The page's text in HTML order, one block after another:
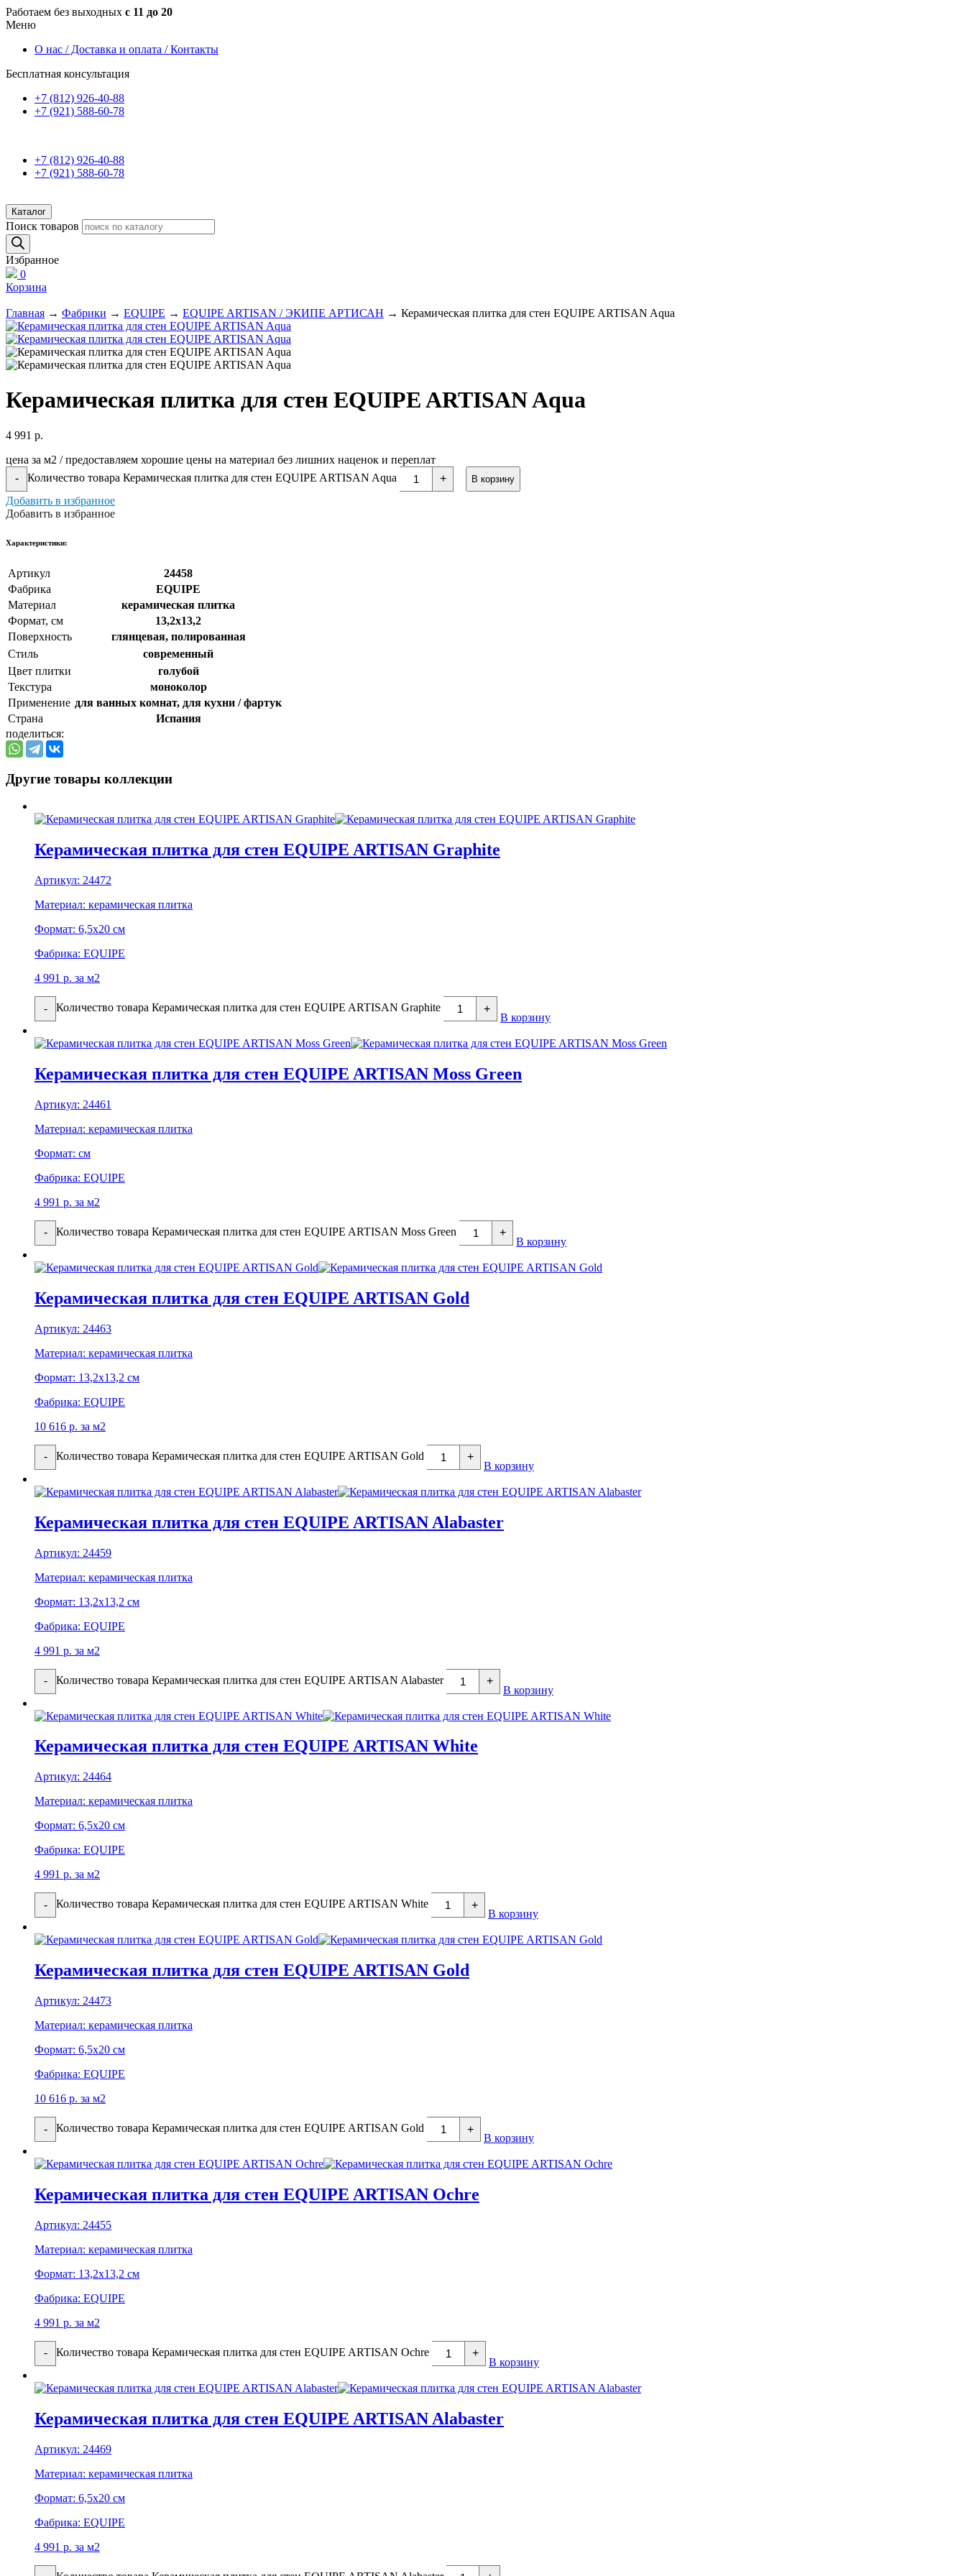
Работаем без выходных с 11 до 20
Меню
О нас / Доставка и оплата / Контакты
Бесплатная консультация
+7 (812) 926-40-88
+7 (921) 588-60-78
+7 (812) 926-40-88
+7 (921) 588-60-78
Каталог
Поиск товаров
Избранное
0
Корзина
Главная → Фабрики → EQUIPE → EQUIPE ARTISAN / ЭКИПЕ АРТИСАН → Керамическая плитка для стен EQUIPE ARTISAN Aqua
Керамическая плитка для стен EQUIPE ARTISAN Aqua
4 991 р.
цена за м2 / предоставляем хорошие цены на материал без лишних наценок и переплат
-
Количество товара Керамическая плитка для стен EQUIPE ARTISAN Aqua + В корзину
Добавить в избранное
Добавить в избранное
Xарактеристики:
Артикул
24458
Фабрика
EQUIPE
Материал
керамическая плитка
Формат, см
13,2x13,2
Поверхность
глянцевая, полированная
Стиль
cовременный
Цвет плитки
голубой
Текстура
моноколор
Применение для ванных комнат, для кухни / фартук
Страна
Испания
поделиться:
Другие товары коллекции
Керамическая плитка для стен EQUIPE ARTISAN Graphite
Артикул: 24472
Материал: керамическая плитка
Формат: 6,5x20 см
Фабрика: EQUIPE
4 991 р. за м2
- Количество товара Керамическая плитка для стен EQUIPE ARTISAN Graphite +
В корзину
Керамическая плитка для стен EQUIPE ARTISAN Moss Green
Артикул: 24461
Материал: керамическая плитка
Формат: см
Фабрика: EQUIPE
4 991 р. за м2
- Количество товара Керамическая плитка для стен EQUIPE ARTISAN Moss Green +
В корзину
Керамическая плитка для стен EQUIPE ARTISAN Gold
Артикул: 24463
Материал: керамическая плитка
Формат: 13,2x13,2 см
Фабрика: EQUIPE
10 616 р. за м2
- Количество товара Керамическая плитка для стен EQUIPE ARTISAN Gold +
В корзину
Керамическая плитка для стен EQUIPE ARTISAN Alabaster
Артикул: 24459
Материал: керамическая плитка
Формат: 13,2x13,2 см
Фабрика: EQUIPE
4 991 р. за м2
- Количество товара Керамическая плитка для стен EQUIPE ARTISAN Alabaster +
В корзину
Керамическая плитка для стен EQUIPE ARTISAN White
Артикул: 24464
Материал: керамическая плитка
Формат: 6,5x20 см
Фабрика: EQUIPE
4 991 р. за м2
- Количество товара Керамическая плитка для стен EQUIPE ARTISAN White +
В корзину
Керамическая плитка для стен EQUIPE ARTISAN Gold
Артикул: 24473
Материал: керамическая плитка
Формат: 6,5x20 см
Фабрика: EQUIPE
10 616 р. за м2
- Количество товара Керамическая плитка для стен EQUIPE ARTISAN Gold +
В корзину
Керамическая плитка для стен EQUIPE ARTISAN Ochre
Артикул: 24455
Материал: керамическая плитка
Формат: 13,2x13,2 см
Фабрика: EQUIPE
4 991 р. за м2
- Количество товара Керамическая плитка для стен EQUIPE ARTISAN Ochre +
В корзину
Керамическая плитка для стен EQUIPE ARTISAN Alabaster
Артикул: 24469
Материал: керамическая плитка
Формат: 6,5x20 см
Фабрика: EQUIPE
4 991 р. за м2